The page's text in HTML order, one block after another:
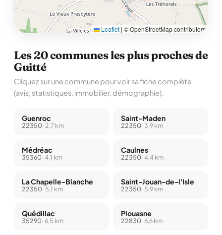
Leaflet | © OpenStreetMap contributors
Les 20 communes les plus proches de
Guitté
Cliquez sur une commune pour voir sa fiche complète
(avis, statistiques, immobilier, démographie).
Guenroc
22350· 2,7 km
Saint-Maden
22350· 3,9 km
Médréac
35360· 4,1 km
Caulnes
22350· 4,4 km
La Chapelle-Blanche
22350· 5,1 km
Saint-Jouan-de-l'Isle
22350· 5,9 km
Quédillac
35290· 6,5 km
Plouasne
22830· 6,6 km